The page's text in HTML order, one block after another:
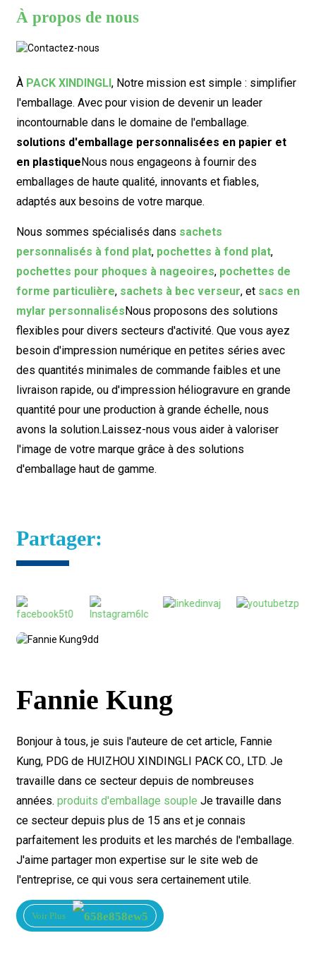
À propos de nous
À PACK XINDINGLI, Notre mission est simple : simplifier
l'emballage. Avec pour vision de devenir un leader
incontournable dans le domaine de l'emballage.
solutions d'emballage personnalisées en papier et
en plastiqueNous nous engageons à fournir des
emballages de haute qualité, innovants et fiables,
adaptés aux besoins de votre marque.
Nous sommes spécialisés dans sachets
personnalisés à fond plat, pochettes à fond plat,
pochettes pour phoques à nageoires, pochettes de
forme particulière, sachets à bec verseur, et sacs en
mylar personnalisésNous proposons des solutions
flexibles pour divers secteurs d'activité. Que vous ayez
besoin d'impression numérique en petites séries avec
des quantités minimales de commande faibles et une
livraison rapide, ou d'impression héliogravure en grande
quantité pour une production à grande échelle, nous
avons la solution.Laissez-nous vous aider à valoriser
l'image de votre marque grâce à des solutions
d'emballage haut de gamme.
Partager:
Fannie Kung
Bonjour à tous, je suis l'auteure de cet article, Fannie
Kung, PDG de HUIZHOU XINDINGLI PACK CO., LTD. Je
travaille dans ce secteur depuis de nombreuses
années. produits d'emballage souple Je travaille dans
ce secteur depuis plus de 15 ans et je connais
parfaitement les produits et les marchés de l'emballage.
J'aime partager mon expertise sur le site web de
l'entreprise, ce qui vous sera certainement utile.
Voir Plus